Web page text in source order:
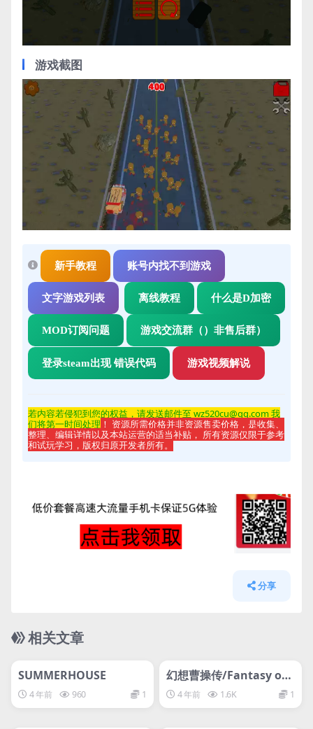
Video
游戏截图
新手教程 账号内找不到游戏
文字游戏列表 离线教程 什么是D加密
MOD订阅问题 游戏交流群（）非售后群）
登录steam出现 错误代码 游戏视频解说
若内容若侵犯到您的权益，请发送邮件至 wz520cu@qq.com 我
们将第一时间处理 ！ 资源所需价格并非资源售卖价格，是收集、
整理、编辑详情以及本站运营的适当补贴， 所有资源仅限于参考
和试玩学习，版权归原开发者所有。
分享
相关文章
SUMMERHOUSE
4 年前 960 1
幻想曹操传/Fantasy of
Caocao
4 年前 1.6K 1